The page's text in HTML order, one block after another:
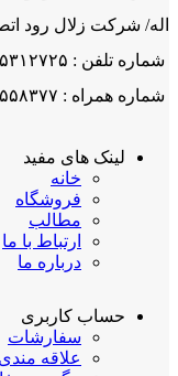
اله/ شرکت زلال رود
شماره تلفن : ۰۳۱۳۵۳۱۲۷۲۵
شماره همراه : ۰۹۱۳۵۵۵۸۳۷۷
لینک های مفید
خانه
فروشگاه
مطالب
ارتباط با ما
درباره ما
حساب کاربری
سفارشات
علاقه